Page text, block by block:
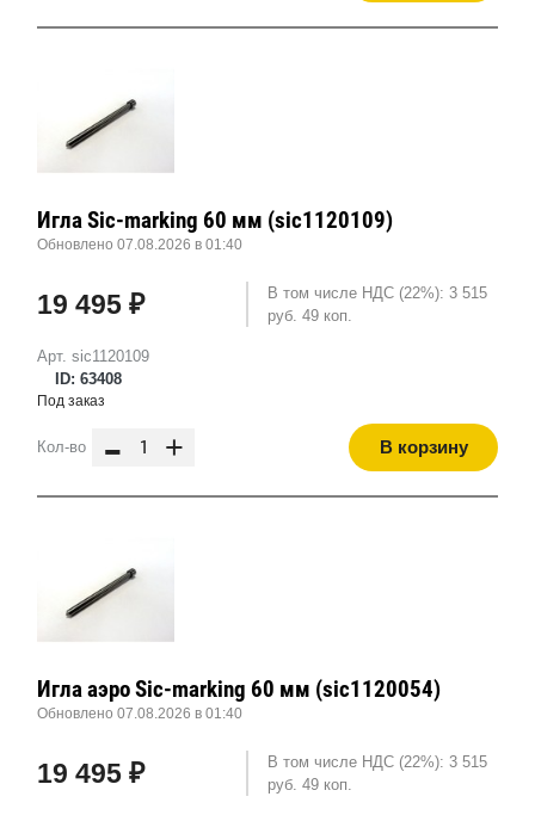
Арт. sic1120109
ID: 63408
Игла Sic-marking 60 мм (sic1120109)
Обновлено 07.08.2026 в 01:40
19 495 ₽
В том числе НДС (22%): 3 515
руб. 49 коп.
Под заказ
Кол-во - + В корзину
Игла аэро Sic-marking 60 мм (sic1120054)
Обновлено 07.08.2026 в 01:40
19 495 ₽
В том числе НДС (22%): 3 515
руб. 49 коп.